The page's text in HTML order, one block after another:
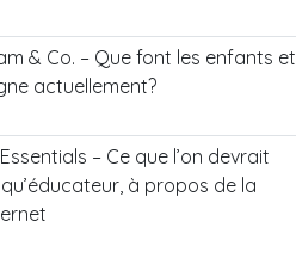
& Co. – Que font les enfants et
actuellement?
– Ce que l’on devrait
à propos de la